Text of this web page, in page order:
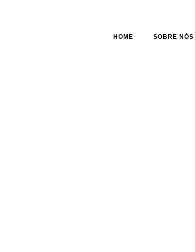
HOME SOBRE NÓS